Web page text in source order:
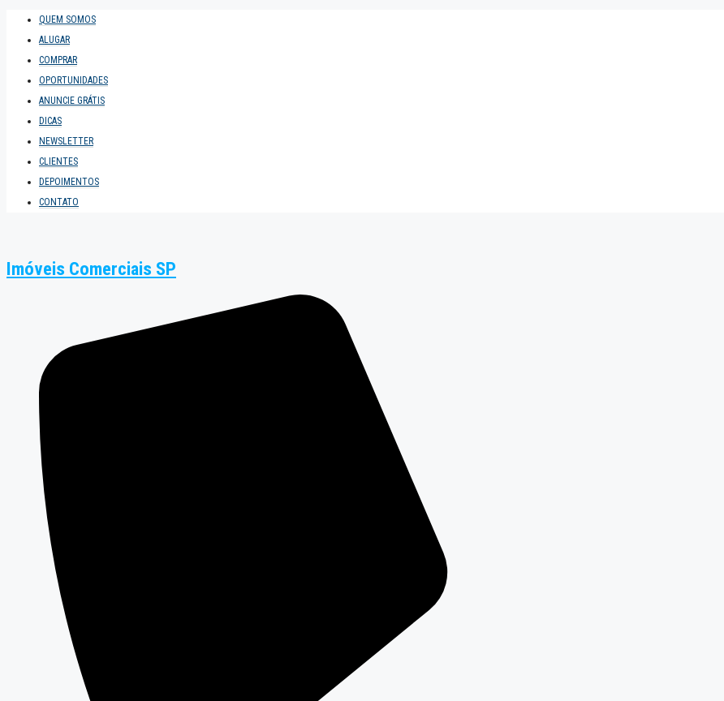
QUEM SOMOS
ALUGAR
COMPRAR
OPORTUNIDADES
ANUNCIE GRÁTIS
DICAS
NEWSLETTER
CLIENTES
DEPOIMENTOS
CONTATO
Imóveis Comerciais SP